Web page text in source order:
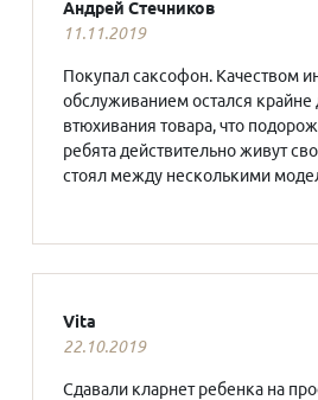
Андрей Стечников
11.11.2019
Покупал саксофон. Качеством
обслуживанием остался
втюхивания товара, что
ребята действительно живут
стоял между несколькими
Vita
22.10.2019
Сдавали кларнет ребенка на